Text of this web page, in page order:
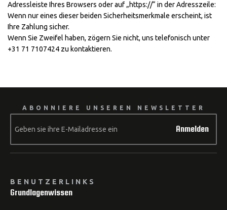
Adressleiste Ihres Browsers oder auf „https://“ in der Adresszeile:
Wenn nur eines dieser beiden Sicherheitsmerkmale erscheint, ist
Ihre Zahlung sicher.
Wenn Sie Zweifel haben, zögern Sie nicht, uns telefonisch unter
+31 71 7107424 zu kontaktieren.
ABONNIERE UNSEREN NEWSLETTER
Anmelden
BENUTZERLINKS
Grundlagenwissen